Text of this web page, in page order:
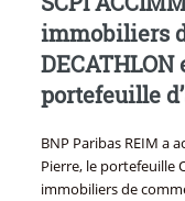
immobiliers
portefeuille
BNP Paribas REIM a
Pierre, le portefeuille
immobiliers de